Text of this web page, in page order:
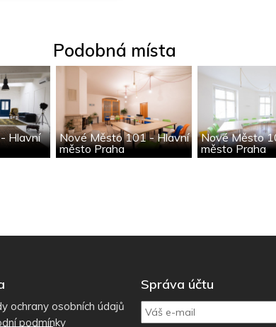
Hlavní
Podobná místa
Nové Město 101 - Hlavní
město Praha
Nové Město
město Praha
ochrany osobních údajů
podmínky
Správa účtu